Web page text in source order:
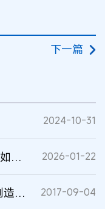
下一篇
2024-10-31
被诉侵权产品制造者身份该如何认定？ 2026-01-22
专利侵权审判实践中关于“制造者”认定的若干思考 2017-09-04